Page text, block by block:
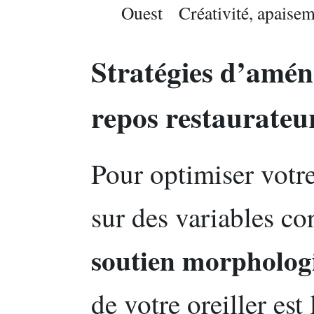
Ouest
Créativité,
Stratégies
repos
Pour optimiser
sur des variables
soutien
de votre oreiller